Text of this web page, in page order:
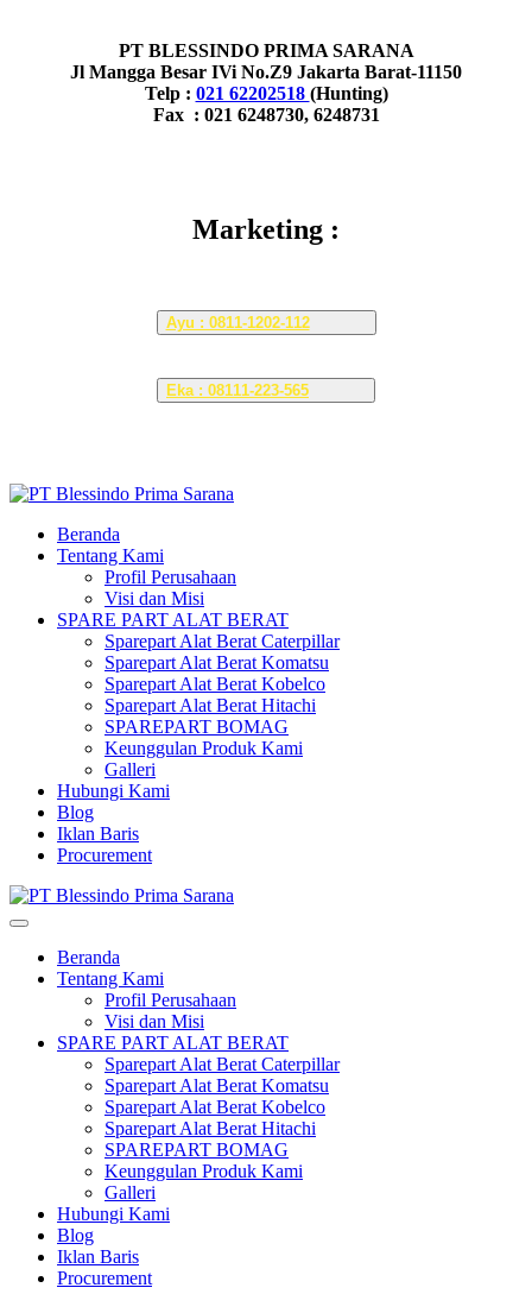
PT BLESSINDO PRIMA SARANA
Jl Mangga Besar IVi No.Z9 Jakarta Barat-11150
Telp : 021 62202518 (Hunting)
Fax : 021 6248730, 6248731
Marketing :
Ayu : 0811-1202-112
Eka : 08111-223-565
Beranda
Tentang Kami
Profil Perusahaan
Visi dan Misi
SPARE PART ALAT BERAT
Sparepart Alat Berat Caterpillar
Sparepart Alat Berat Komatsu
Sparepart Alat Berat Kobelco
Sparepart Alat Berat Hitachi
SPAREPART BOMAG
Keunggulan Produk Kami
Galleri
Hubungi Kami
Blog
Iklan Baris
Procurement
Beranda
Tentang Kami
Profil Perusahaan
Visi dan Misi
SPARE PART ALAT BERAT
Sparepart Alat Berat Caterpillar
Sparepart Alat Berat Komatsu
Sparepart Alat Berat Kobelco
Sparepart Alat Berat Hitachi
SPAREPART BOMAG
Keunggulan Produk Kami
Galleri
Hubungi Kami
Blog
Iklan Baris
Procurement